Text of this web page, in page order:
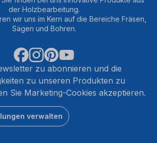
der Holzbearbeitung.
wir uns im Kern auf die Bereiche Fräsen,
Sägen und Bohren.
zu abonnieren und die
zu unseren Produkten zu
Sie Marketing-Cookies akzeptieren.
verwalten